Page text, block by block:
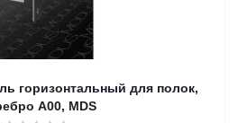
горизонтальный для полок,
A00, MDS